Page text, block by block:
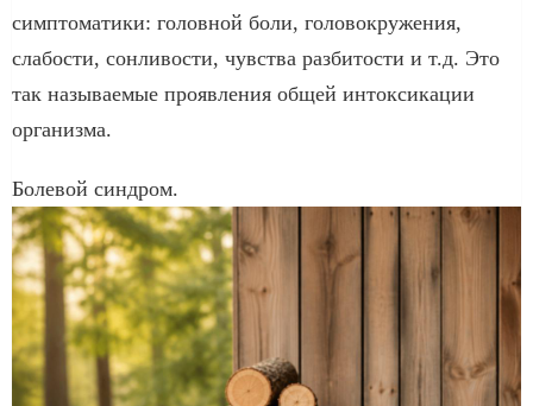
симптоматики: головной боли, головокружения,
слабости, сонливости, чувства разбитости и т.д. Это
так называемые проявления общей интоксикации
организма.
Болевой синдром.